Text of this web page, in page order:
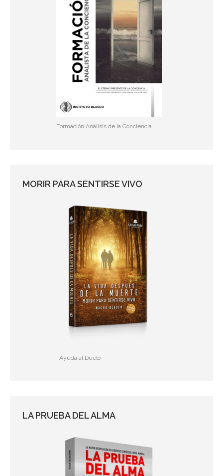
Formación Análisis de la Conciencia
MORIR PARA SENTIRSE VIVO
Ayuda al Duelo
LA PRUEBA DEL ALMA